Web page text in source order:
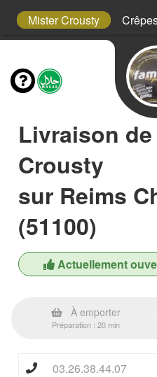
Mister Crousty
Livraison
Crousty
sur Reims
(51100)
Actuellement
À emporter
Préparation : 20 min
03.26.38.44.07